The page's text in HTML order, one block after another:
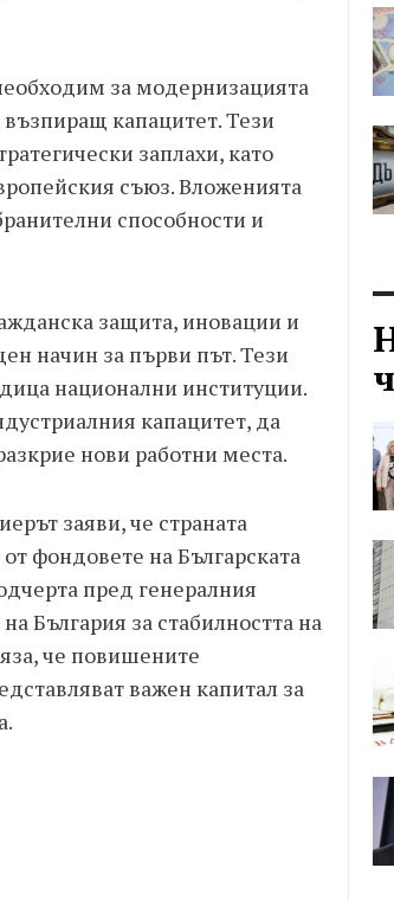
за модернизацията
капацитет. Тези
заплахи, като
съюз. Вложенията
способности и
защита, иновации и
начин за първи път. Тези
национални институции.
капацитет, да
нови работни места.
заяви, че страната
фондовете на Българската
пред генералния
България за стабилността на
че повишените
важен капитал за